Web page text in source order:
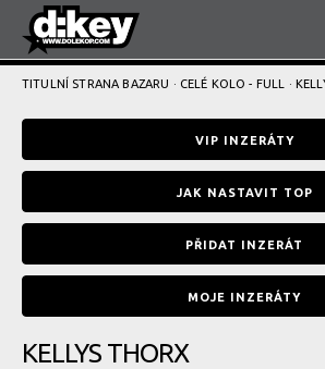
TITULNÍ STRANA BAZARU · CELÉ KOLO - FULL ·
VIP INZERÁTY
JAK NASTAVIT TOP
PŘIDAT INZERÁT
MOJE INZERÁTY
KELLYS THORX